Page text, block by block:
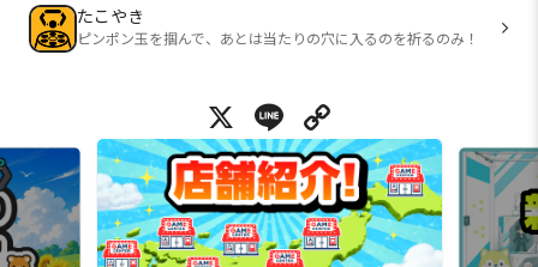
たこやき
ピンポン玉を掴んで、あとは当たりの穴に入るのを祈るのみ！
X Line